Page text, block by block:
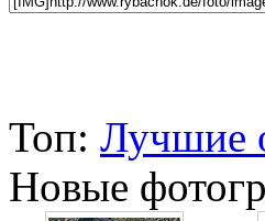
Топ: Лучшие
Новые